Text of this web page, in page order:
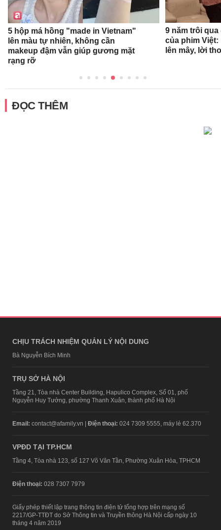
5 hộp má hồng "made in Vietnam"
lên màu tự nhiên, không cần
makeup đậm vẫn giúp gương mặt
rạng rỡ
9 năm trôi
của phim
lên mây, lời
ĐỌC THÊM
CHỊU TRÁCH NHIỆM QUẢN LÝ NỘI DUNG
Bà Nguyễn Bích Minh
TRỤ SỞ HÀ NỘI
Tầng 21, Tòa nhà Center Building, Hapulico Complex, Số 01, phố
Nguyễn Huy Tưởng, phường Thanh Xuân, thành phố Hà Nội
Email: contact@afamily.vn | Điện thoại: 024 7309 5555, máy lẻ 62.370
VPĐD TẠI TP.HCM
Tầng 4, Tòa nhà 123, số 127 Võ Văn Tần, Phường Xuân Hòa, TPHCM
Điện thoại: 028 7307 7979
Giấy phép thiết lập trang thông tin điện tử tổng hợp trên mạng số
2217/GP-TTĐT do Sở Thông tin và Truyền thông Hà Nội cấp ngày 10
tháng 4 năm 2019